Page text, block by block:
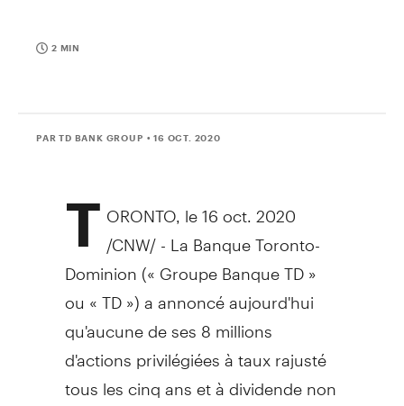
2 MIN
PAR TD BANK GROUP • 16 OCT. 2020
T ORONTO , le 16 oct. 2020
/CNW/ - La Banque Toronto-
Dominion (« Groupe Banque TD »
ou « TD ») a annoncé aujourd'hui
qu'aucune de ses 8 millions
d'actions privilégiées à taux rajusté
tous les cinq ans et à dividende non